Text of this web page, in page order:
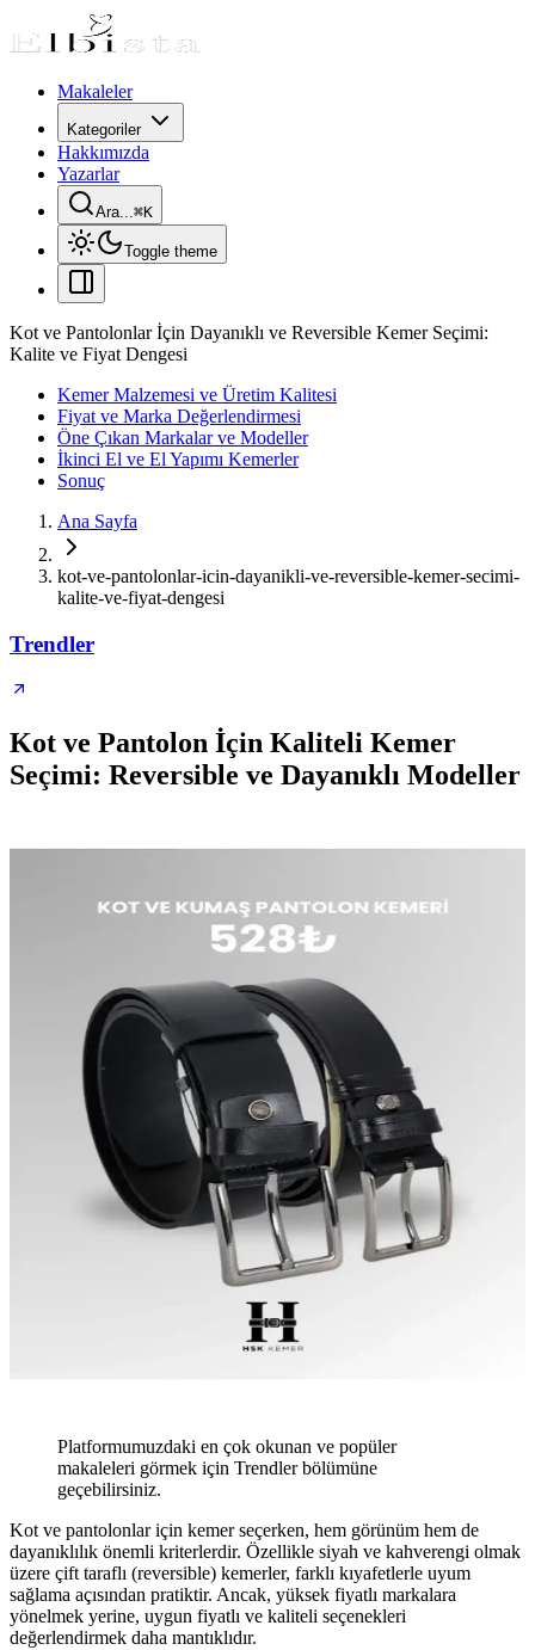
Makaleler
Kategoriler
Hakkımızda
Yazarlar
Ara...⌘K
Toggle theme
Kot ve Pantolonlar İçin Dayanıklı ve Reversible Kemer Seçimi:
Kalite ve Fiyat Dengesi
Kemer Malzemesi ve Üretim Kalitesi
Fiyat ve Marka Değerlendirmesi
Öne Çıkan Markalar ve Modeller
İkinci El ve El Yapımı Kemerler
Sonuç
Ana Sayfa
kot-ve-pantolonlar-icin-dayanikli-ve-reversible-kemer-secimi-
kalite-ve-fiyat-dengesi
Trendler
Kot ve Pantolon İçin Kaliteli Kemer
Seçimi: Reversible ve Dayanıklı Modeller
Platformumuzdaki en çok okunan ve popüler
makaleleri görmek için Trendler bölümüne
geçebilirsiniz.
Kot ve pantolonlar için kemer seçerken, hem görünüm hem de
dayanıklılık önemli kriterlerdir. Özellikle siyah ve kahverengi olmak
üzere çift taraflı (reversible) kemerler, farklı kıyafetlerle uyum
sağlama açısından pratiktir. Ancak, yüksek fiyatlı markalara
yönelmek yerine, uygun fiyatlı ve kaliteli seçenekleri
değerlendirmek daha mantıklıdır.